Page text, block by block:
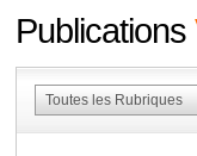
Publications
Toutes les Rubriques